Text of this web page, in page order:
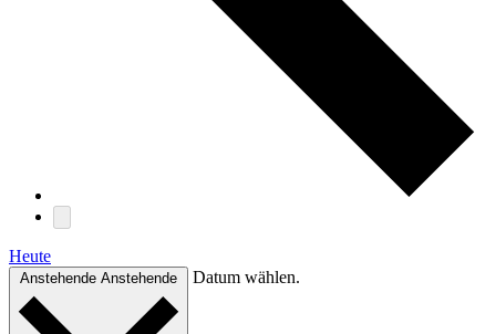
Heute
Anstehende Anstehende Datum wählen.